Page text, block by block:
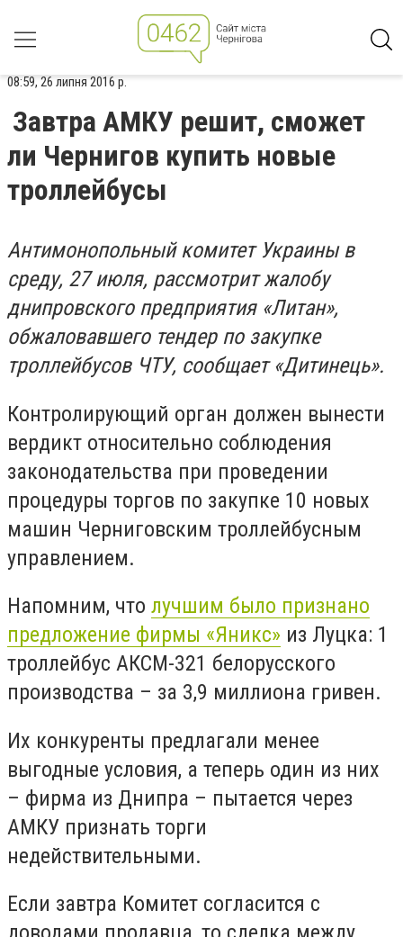
08:59, 26 липня 2016 р.
Завтра АМКУ решит, сможет
ли Чернигов купить новые
троллейбусы
Антимонопольный комитет Украины в
среду, 27 июля, рассмотрит жалобу
днипровского предприятия «Литан»,
обжаловавшего тендер по закупке
троллейбусов ЧТУ, сообщает «Дитинець».
Контролирующий орган должен вынести
вердикт относительно соблюдения
законодательства при проведении
процедуры торгов по закупке 10 новых
машин Черниговским троллейбусным
управлением.
Напомним, что лучшим было признано
предложение фирмы «Яникс» из Луцка: 1
троллейбус АКСМ-321 белорусского
производства – за 3,9 миллиона гривен.
Их конкуренты предлагали менее
выгодные условия, а теперь один из них
– фирма из Днипра – пытается через
АМКУ признать торги
недействительными.
Если завтра Комитет согласится с